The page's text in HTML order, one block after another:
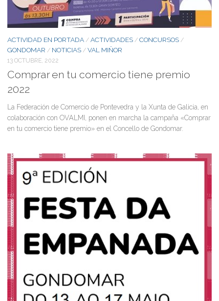
ACTIVIDAD EN PORTADA / ACTIVIDADES / CONCURSOS /
GONDOMAR / NOTICIAS / VAL MIÑOR
13 OCTUBRE, 2022
Comprar en tu comercio tiene premio
2022
La Federación de Comercio de Pontevedra y la Xunta de Galicia, en
colaboración con OVALMI, ponen en marcha la campaña «Comprar
en tu comercio tiene premio» en el Concello de Gondomar.